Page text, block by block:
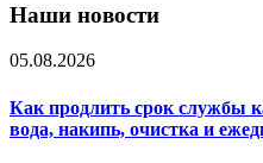
Наши новости
05.08.2026
Как продлить срок службы
вода, накипь, очистка и